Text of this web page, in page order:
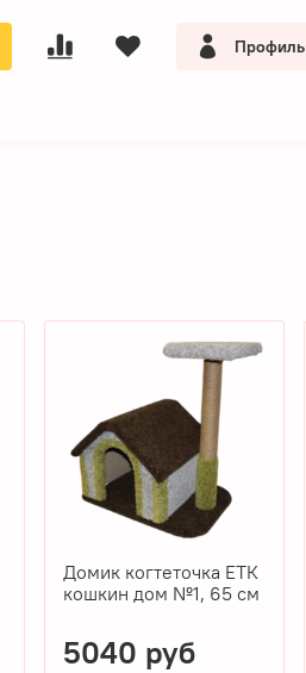
Профиль
Домик когтеточка ЕТК
кошкин дом №1, 65 см
5040 руб